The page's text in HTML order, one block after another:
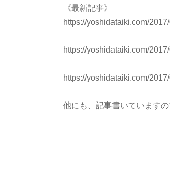
《最新記事》
https://yoshidataiki.com/
https://yoshidataiki.com/
https://yoshidataiki.com/
他にも、記事書いています